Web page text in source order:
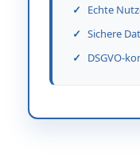
Echte
Sichere
DSGVO-